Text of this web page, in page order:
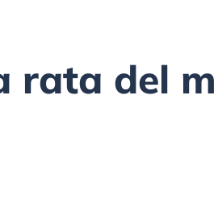
rata del